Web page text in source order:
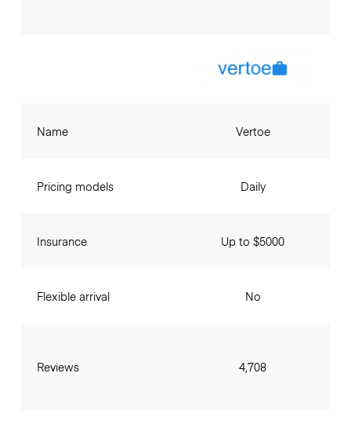
Name
Pricing models
Insurance
Flexible arrival
Reviews
Vertoe
Daily
Up to $5000
No
4,708